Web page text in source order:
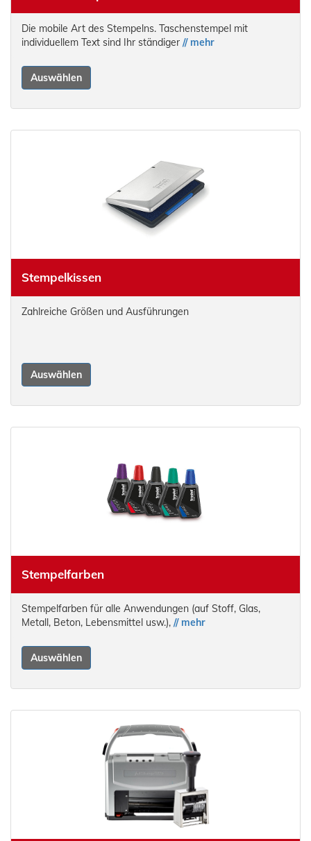
Die mobile Art des Stempelns. Taschenstempel mit
individuellem Text sind Ihr ständiger // mehr
Auswählen
Stempelkissen
Zahlreiche Größen und Ausführungen
Auswählen
Stempelfarben
Stempelfarben für alle Anwendungen (auf Stoff, Glas,
Metall, Beton, Lebensmittel usw.), // mehr
Auswählen